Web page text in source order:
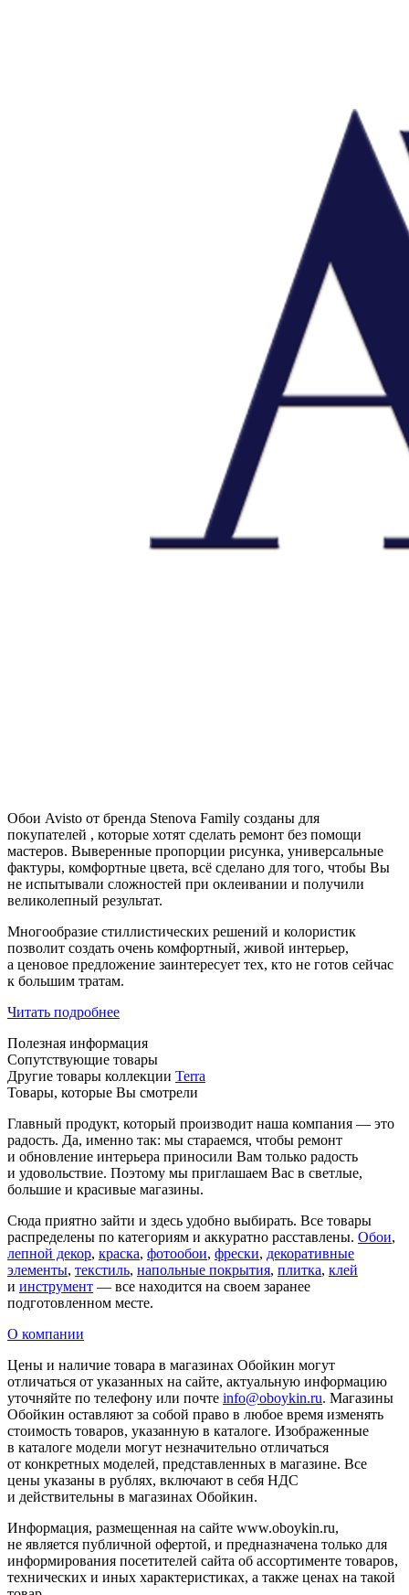
Обои Avisto от бренда Stenova Family созданы для
покупателей , которые хотят сделать ремонт без помощи
мастеров. Выверенные пропорции рисунка, универсальные
фактуры, комфортные цвета, всё сделано для того, чтобы Вы
не испытывали сложностей при оклеивании и получили
великолепный результат.
Многообразие стиллистических решений и колористик
позволит создать очень комфортный, живой интерьер,
а ценовое предложение заинтересует тех, кто не готов сейчас
к большим тратам.
Читать подробнее
Полезная информация
Сопутствующие товары
Другие товары коллекции Terra
Товары, которые Вы смотрели
Главный продукт, который производит наша компания — это
радость. Да, именно так: мы стараемся, чтобы ремонт
и обновление интерьера приносили Вам только радость
и удовольствие. Поэтому мы приглашаем Вас в светлые,
большие и красивые магазины.
Сюда приятно зайти и здесь удобно выбирать. Все товары
распределены по категориям и аккуратно расставлены. Обои,
лепной декор, краска, фотообои, фрески, декоративные
элементы, текстиль, напольные покрытия, плитка, клей
и инструмент — все находится на своем заранее
подготовленном месте.
О компании
Цены и наличие товара в магазинах Обойкин могут
отличаться от указанных на сайте, актуальную информацию
уточняйте по телефону или почте info@oboykin.ru. Магазины
Обойкин оставляют за собой право в любое время изменять
стоимость товаров, указанную в каталоге. Изображенные
в каталоге модели могут незначительно отличаться
от конкретных моделей, представленных в магазине. Все
цены указаны в рублях, включают в себя НДС
и действительны в магазинах Обойкин.
Информация, размещенная на сайте www.oboykin.ru,
не является публичной офертой, и предназначена только для
информирования посетителей сайта об ассортименте товаров,
технических и иных характеристиках, а также ценах на такой